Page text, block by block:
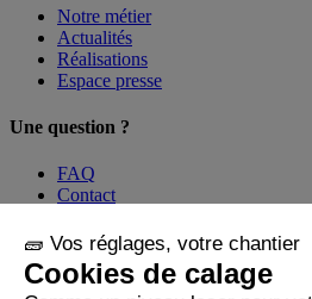
Notre métier
Actualités
Réalisations
Espace presse
Une question ?
FAQ
Contact
Par téléphone au01 60 21 44 60 *